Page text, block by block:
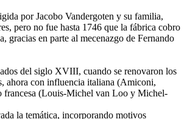
por Jacobo Vandergoten y su familia,
pero no fue hasta 1746 que la fábrica cobro
gracias en parte al mecenazgo de Fernando
del siglo XVIII, cuando se renovaron los
ahora con influencia italiana (Amiconi,
francesa (Louis-Michel van Loo y Michel-
la temática, incorporando motivos